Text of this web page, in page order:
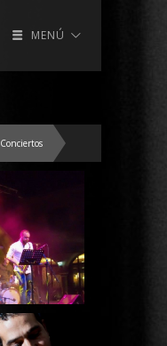
MENÚ
Conciertos